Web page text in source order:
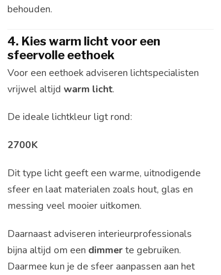
behouden.
4. Kies warm licht voor een
sfeervolle eethoek
Voor een eethoek adviseren lichtspecialisten
vrijwel altijd warm licht.
De ideale lichtkleur ligt rond:
2700K
Dit type licht geeft een warme, uitnodigende
sfeer en laat materialen zoals hout, glas en
messing veel mooier uitkomen.
Daarnaast adviseren interieurprofessionals
bijna altijd om een dimmerte gebruiken.
Daarmee kun je de sfeer aanpassen aan het